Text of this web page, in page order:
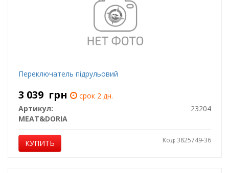
Переключатель підрульовий
3 039 грн
срок 2 дн.
Артикул:
23204
MEAT&DORIA
КУПИТЬ Код: 3825749-36